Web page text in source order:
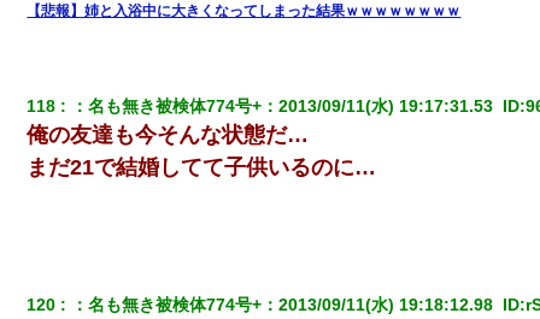
小学生の息子が急に様子がおかしくなった。私「理由を聞いても
10年ほど前、息子がまだ年中だった時に離婚したんだけど、一昨
年の暮れに突然息子が職場を訪ねてきた。
ｗｗｗｗｗｗｗ
【悲報】姉と入浴中に大きくなってしまった結果ｗｗｗｗｗｗｗｗ
118 ：名も無き被検体774号+ ：2013/09/11(水) 19:17:31.53 ID:
俺の友達も今そんな状態だ…
まだ21で結婚してて子供いるのに…
120 ：名も無き被検体774号+ ：2013/09/11(水) 19:18:12.98 ID: